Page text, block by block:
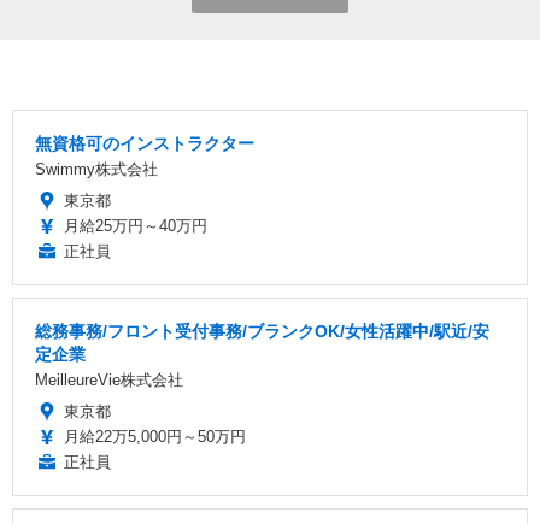
無資格可のインストラクター
Swimmy株式会社
東京都
月給25万円～40万円
正社員
総務事務/フロント受付事務/ブランクOK/女性活躍中/駅近/安
定企業
MeilleureVie株式会社
東京都
月給22万5,000円～50万円
正社員